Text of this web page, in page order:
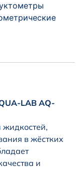
LAB AQ-
жидкостей,
в жёстких
и